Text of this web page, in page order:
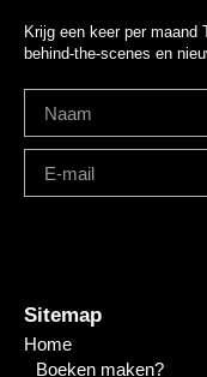
Krijg een keer per
behind-the-scenes en
Sitemap
Home
Boeken maken?